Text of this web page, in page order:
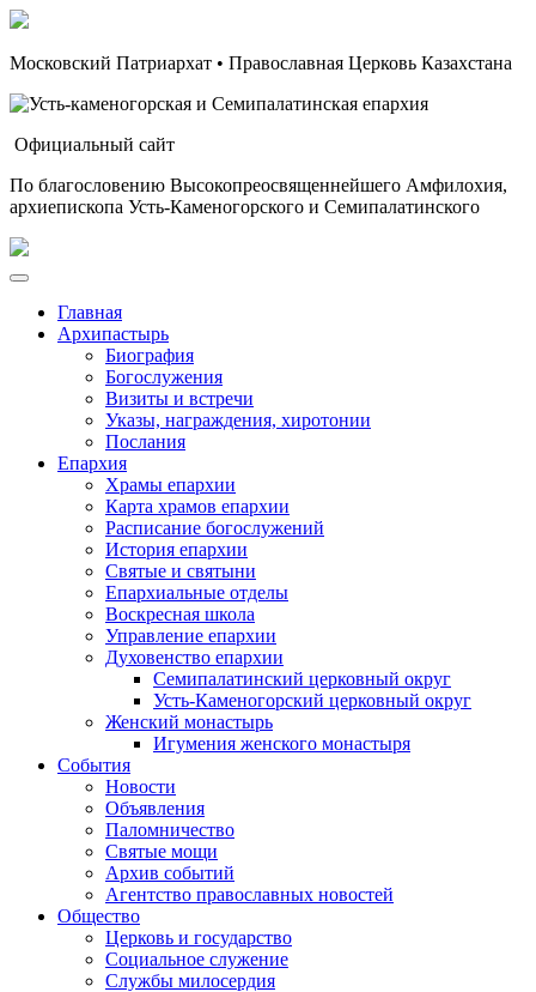
Московский Патриархат • Православная Церковь Казахстана
Официальный сайт
По благословению Высокопреосвященнейшего Амфилохия,
архиепископа Усть-Каменогорского и Семипалатинского
Главная
Архипастырь
Биография
Богослужения
Визиты и встречи
Указы, награждения, хиротонии
Послания
Епархия
Храмы епархии
Карта храмов епархии
Расписание богослужений
История епархии
Святые и святыни
Епархиальные отделы
Воскресная школа
Управление епархии
Духовенство епархии
Семипалатинский церковный округ
Усть-Каменогорский церковный округ
Женский монастырь
Игумения женского монастыря
События
Новости
Объявления
Паломничество
Святые мощи
Архив событий
Агентство православных новостей
Общество
Церковь и государство
Социальное служение
Службы милосердия